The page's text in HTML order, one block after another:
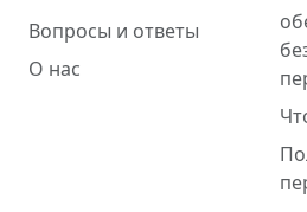
Вопросы и ответы
О нас